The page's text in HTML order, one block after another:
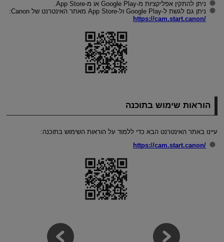
ניתן להתקין אפליקציות מ-Google Play או מ-App Store.
ניתן גם לגשת ל-Google Play ול-App Store מאתר האינטרנט של Canon:
https://cam.start.canon/
הוראות שימוש בתוכנה
עיינו באתר האינטרנט הבא כדי ללמוד על הוראות השימוש בתוכנה:
https://cam.start.canon/